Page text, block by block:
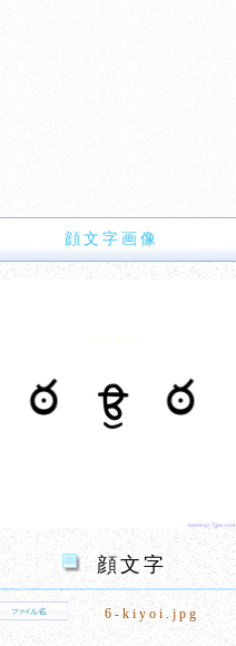
顔文字画像
顔文字
6-kiyoi.jpg